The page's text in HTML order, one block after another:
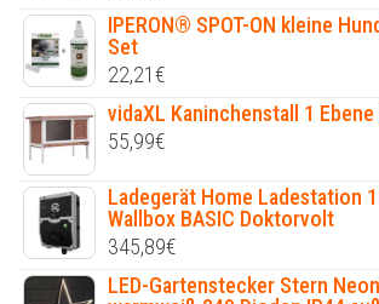
IPERON® SPOT-ON kleine
Set
22,21€
vidaXL Kaninchenstall 1
55,99€
Ladegerät Home Ladestation
Wallbox BASIC Doktorvolt
345,89€
LED-Gartenstecker Stern